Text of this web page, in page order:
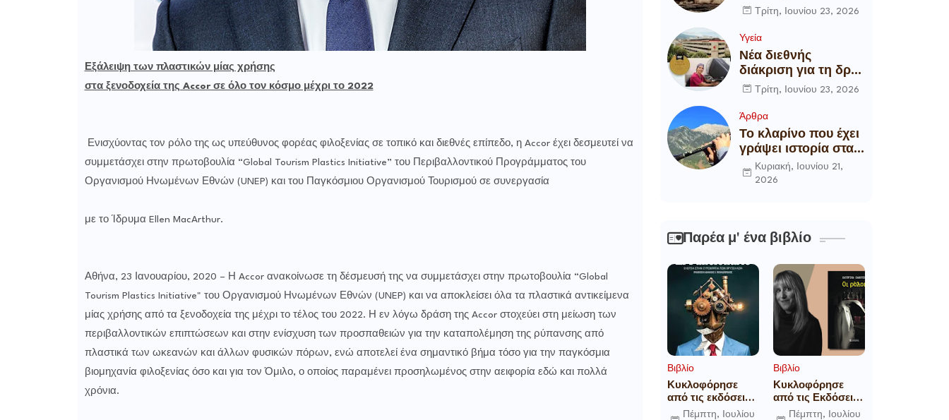
Εξάλειψη των πλαστικών μίας χρήσης
στα ξενοδοχεία της Accor σε όλο τον κόσμο μέχρι το 2022
Ενισχύοντας τον ρόλο της ως υπεύθυνος φορέας φιλοξενίας σε τοπικό και διεθνές επίπεδο, η Accor έχει δεσμευτεί να
συμμετάσχει στην πρωτοβουλία “Global Tourism Plastics Initiative” του Περιβαλλοντικού Προγράμματος του
Οργανισμού Ηνωμένων Εθνών (UNEP) και του Παγκόσμιου Οργανισμού Τουρισμού σε συνεργασία
με το Ίδρυμα Ellen MacArthur.
Αθήνα, 23 Ιανουαρίου, 2020 – Η Accor ανακοίνωσε τη δέσμευσή της να συμμετάσχει στην πρωτοβουλία “Global
Tourism Plastics Initiative" του Οργανισμού Ηνωμένων Εθνών (UNEP) και να αποκλείσει όλα τα πλαστικά αντικείμενα
μίας χρήσης από τα ξενοδοχεία της μέχρι το τέλος του 2022. Η εν λόγω δράση της Accor στοχεύει στη μείωση των
περιβαλλοντικών επιπτώσεων και στην ενίσχυση των προσπαθειών για την καταπολέμηση της ρύπανσης από
πλαστικά των ωκεανών και άλλων φυσικών πόρων, ενώ αποτελεί ένα σημαντικό βήμα τόσο για την παγκόσμια
βιομηχανία φιλοξενίας όσο και για τον Όμιλο, ο οποίος παραμένει προσηλωμένος στην αειφορία εδώ και πολλά
χρόνια.
αποξήλωση των
υποδομών της
χώρας
Τρίτη, Ιουνίου 23, 2026
Υγεία
Νέα διεθνής
διάκριση για τη δρ
Θάλεια
Διευθύντρια
Xειρουργό του
Metropolitan
General
Τρίτη, Ιουνίου 23, 2026
Άρθρα
Το κλαρίνο που έχει
γράψει ιστορία στα
χωριά της Ρούμελης
Κυριακή, Ιουνίου 21,
2026
Παρέα μ' ένα βιβλίο
Βιβλίο
Κυκλοφόρησε
από τις εκδόσεις
Gema το
Πέμπτη, Ιουλίου
Βιβλίο
Κυκλοφόρησε
από τις Εκδόσεις
Επίμετρο το
Πέμπτη, Ιουλίου